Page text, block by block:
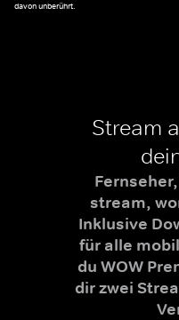
davon unberührt.
Stream
stream,
Inklusive
für alle
du WOW
dir zwei